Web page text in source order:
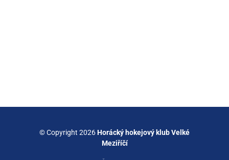
© Copyright 2026Horácký hokejový klub Velké
Meziříčí